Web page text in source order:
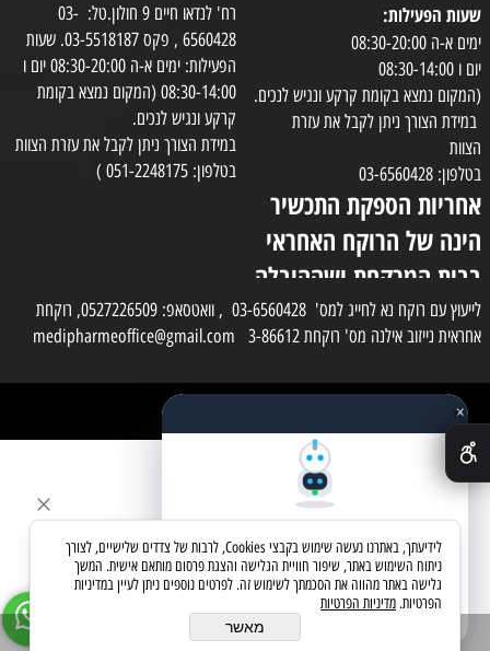
הוסף לסל
שעות הפעילות:
ימים א-ה 08:30-20:00
יום ו 08:30-14:00
(המקום נמצא בקומת קרקע ונגיש לנכים.
במידת הצורך ניתן לקבל את עזרת
הצוות
בטלפון: 03-6560428
אחריות הספקת התכשיר
הינה של הרוקח האחראי
בבית המרקחת ושההובלה
בפועל תעשה בעזרת
השליח
רח' לנדאו חיים 9 חולון.טל: 03-
6560428 , פקס 03-5518187. שעות
הפעילות: ימים א-ה 08:30-20:00 יום ו
08:30-14:00 (המקום נמצא בקומת
קרקע ונגיש לנכים.
במידת הצורך ניתן לקבל את עזרת הצוות
בטלפון: 051-2248175 )
לייעוץ עם רוקח נא לחייג למס' 03-6560428 , וואטסאפ: 0527226509, רוקחת
אחראית נייזוב אילנה מס' רוקחת 3-86612 medipharmeoffice@gmail.com
✕×
שאלו את העוזר החכם
מחפשים מוצר? אני כאן כדי לעזור
בואו נתחיל
לידיעתך, באתרנו נעשה שימוש בקבצי Cookies, לרבות של צדדים שלישיים, לצורך
ניתוח השימוש באתר, שיפור חוויית הגלישה והצגת פרסום מותאם אישית. המשך
גלישה באתר מהווה את הסכמתך לשימוש זה. לפרטים נוספים ניתן לעיין במדיניות
הפרטיות. מדיניות הפרטיות
מאשר